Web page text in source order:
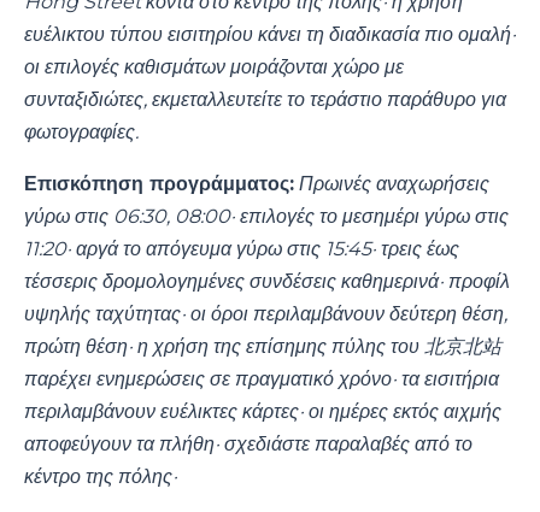
ευέλικτου τύπου εισιτηρίου κάνει τη διαδικασία πιο ομαλή·
οι επιλογές καθισμάτων μοιράζονται χώρο με
συνταξιδιώτες, εκμεταλλευτείτε το τεράστιο παράθυρο για
φωτογραφίες.
Επισκόπηση προγράμματος: Πρωινές αναχωρήσεις
γύρω στις 06:30, 08:00· επιλογές το μεσημέρι γύρω στις
11:20· αργά το απόγευμα γύρω στις 15:45· τρεις έως
τέσσερις δρομολογημένες συνδέσεις καθημερινά· προφίλ
υψηλής ταχύτητας· οι όροι περιλαμβάνουν δεύτερη θέση,
πρώτη θέση· η χρήση της επίσημης πύλης του 北京北站
παρέχει ενημερώσεις σε πραγματικό χρόνο· τα εισιτήρια
περιλαμβάνουν ευέλικτες κάρτες· οι ημέρες εκτός αιχμής
αποφεύγουν τα πλήθη· σχεδιάστε παραλαβές από το
κέντρο της πόλης·